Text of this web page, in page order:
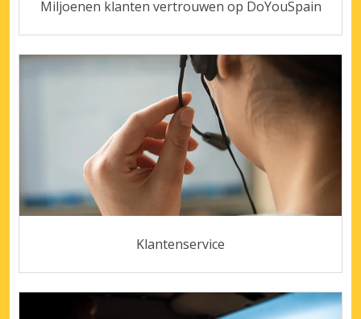
Miljoenen klanten vertrouwen op DoYouSpain
Klantenservice